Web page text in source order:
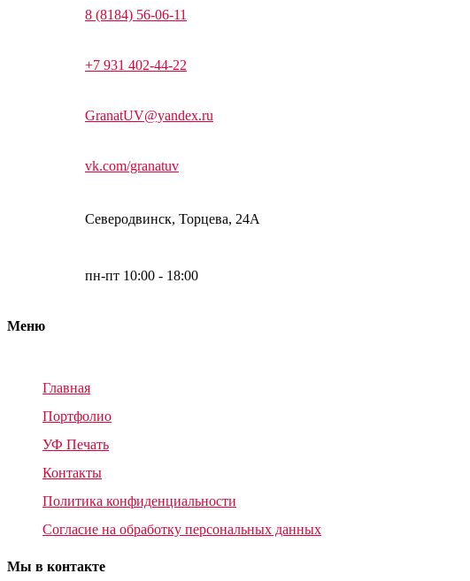
8 (8184) 56-06-11
+7 931 402-44-22
GranatUV@yandex.ru
vk.com/granatuv
Северодвинск, Торцева, 24А
пн-пт 10:00 - 18:00
Меню
Главная
Портфолио
УФ Печать
Контакты
Политика конфиденциальности
Согласие на обработку персональных данных
Мы в контакте